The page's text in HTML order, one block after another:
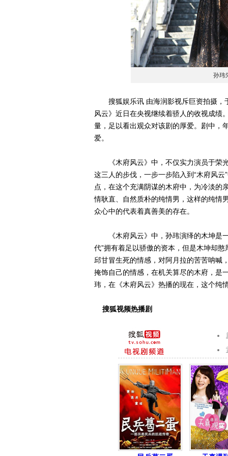
孙玮
搜狐娱乐讯 由海润影视斥巨资拍摄，
风云》近日在央视继续着骄人的收视成绩
量，足以看出观众对该剧的厚爱。剧中，
爱。
《木府风云》中，不仅实力演员于荣光
这三人的步伐，一步一步陷入到“木府风
点，在这个充满阴谋的木府中，为冷淡的
情耿直、自然质朴的纯情男，这样的纯情
众心中的代表着真善美的存在。
《木府风云》中，孙玮演绎的木坤是一
代”拥有着足以骄傲的资本，但是木坤却
邱甘冒生死的情感，对阿月拉的苦苦呐喊
掩饰自己的情感，在机关算尽的木府，是
玮，在《木府风云》热播的现在，这个纯
搜狐视频热播剧